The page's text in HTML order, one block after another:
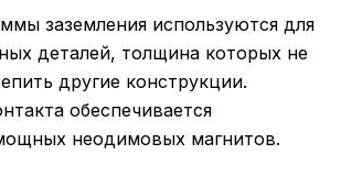
заземления используются для
деталей, толщина которых не
другие конструкции.
обеспечивается
неодимовых магнитов.